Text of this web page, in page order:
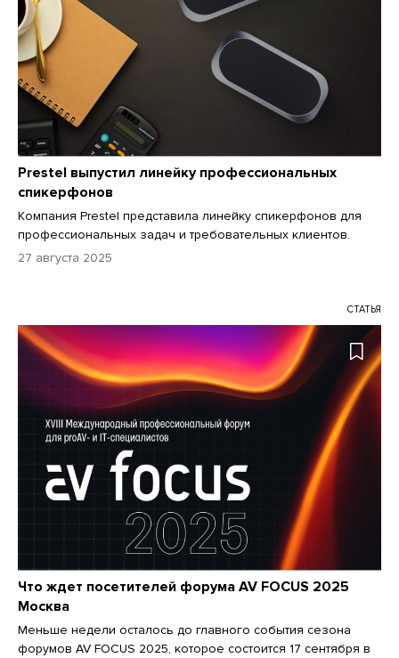
Prestel выпустил линейку профессиональных
спикерфонов
Компания Prestel представила линейку спикерфонов для
профессиональных задач и требовательных клиентов.
27 августа 2025
СТАТЬЯ
Что ждет посетителей форума AV FOCUS 2025
Москва
Меньше недели осталось до главного события сезона
форумов AV FOCUS 2025, которое состоится 17 сентября в